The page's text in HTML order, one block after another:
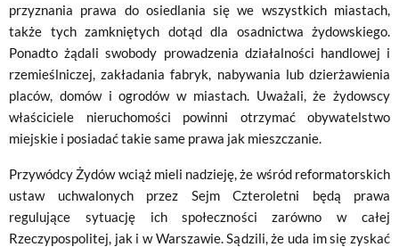
przyznania prawa do osiedlania się we wszystkich miastach,
także tych zamkniętych dotąd dla osadnictwa żydowskiego.
Ponadto żądali swobody prowadzenia działalności handlowej i
rzemieślniczej, zakładania fabryk, nabywania lub dzierżawienia
placów, domów i ogrodów w miastach. Uważali, że żydowscy
właściciele nieruchomości powinni otrzymać obywatelstwo
miejskie i posiadać takie same prawa jak mieszczanie.
Przywódcy Żydów wciąż mieli nadzieję, że wśród reformatorskich
ustaw uchwalonych przez Sejm Czteroletni będą prawa
regulujące sytuację ich społeczności zarówno w całej
Rzeczypospolitej, jak i w Warszawie. Sądzili, że uda im się zyskać